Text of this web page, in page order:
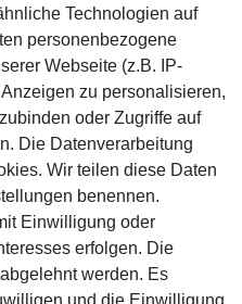
Fit
Technologien auf
personenbezogene
Webseite (z.B. IP-
zu personalisieren,
oder Zugriffe auf
Die Datenverarbeitung
Wir teilen diese Daten
benennen.
Einwilligung oder
erfolgen. Die
werden. Es
und die Einwilligung